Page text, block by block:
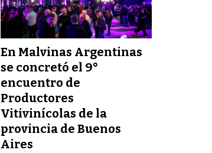
En Malvinas Argentinas
se concretó el 9°
encuentro de
Productores
Vitivinícolas de la
provincia de Buenos
Aires